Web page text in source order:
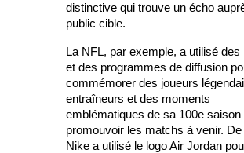
distinctive qui trouve un écho
public cible.
La NFL, par exemple, a utilisé des
et des programmes de diffusion
commémorer des joueurs
entraîneurs et des moments
emblématiques de sa 100e saison
promouvoir les matchs à venir.
Nike a utilisé le logo Air Jordan